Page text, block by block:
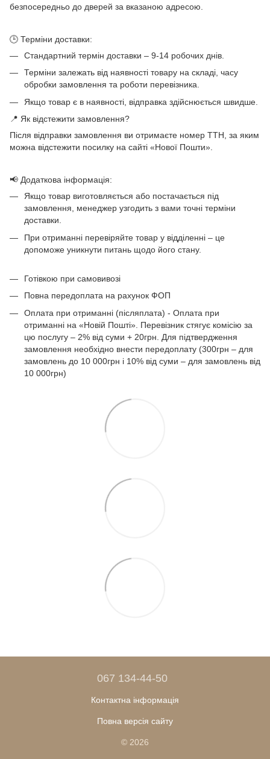
безпосередньо до дверей за вказаною адресою.
🕒 Терміни доставки:
Стандартний термін доставки – 9-14 робочих днів.
Терміни залежать від наявності товару на складі, часу
обробки замовлення та роботи перевізника.
Якщо товар є в наявності, відправка здійснюється швидше.
📍 Як відстежити замовлення?
Після відправки замовлення ви отримаєте номер ТТН, за яким
можна відстежити посилку на сайті «Нової Пошти».
📢 Додаткова інформація:
Якщо товар виготовляється або постачається під
замовлення, менеджер узгодить з вами точні терміни
доставки.
При отриманні перевіряйте товар у відділенні – це
допоможе уникнути питань щодо його стану.
Готівкою при самовивозі
Повна передоплата на рахунок ФОП
Оплата при отриманні (післяплата) - Оплата при
отриманні на «Новій Пошті». Перевізник стягує комісію за
цю послугу – 2% від суми + 20грн. Для підтвердження
замовлення необхідно внести передоплату (300грн – для
замовлень до 10 000грн і 10% від суми – для замовлень від
10 000грн)
067 134-44-50
Контактна інформація
Повна версія сайту
© 2026